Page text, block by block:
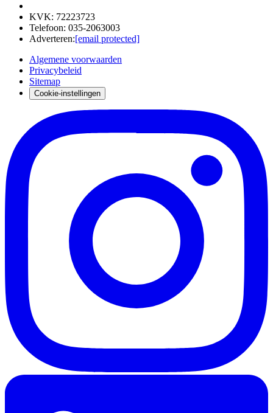
KVK: 72223723
Telefoon: 035-2063003
Adverteren:[email protected]
Algemene voorwaarden
Privacybeleid
Sitemap
Cookie-instellingen